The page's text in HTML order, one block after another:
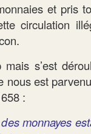
et pris
circulation
s’est
nous est
:
monnayes